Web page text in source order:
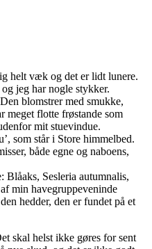
helt væk og det er lidt lunere.
jeg har nogle stykker.
blomstrer med smukke,
meget flotte frøstande som
mit stuevindue.
som står i Store himmelbed.
både egne og naboens,
Blåaks, Sesleria autumnalis,
min havegruppeveninde
hedder, den er fundet på et
skal helst ikke gøres for sent